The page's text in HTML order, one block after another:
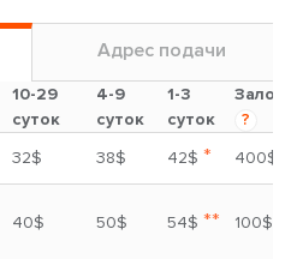
Адрес подачи
10-29
суток
4-9
суток
1-3
суток
Залог
?
32$ 38$ 42$ *
400$
40$ 50$ 54$ ** 100$